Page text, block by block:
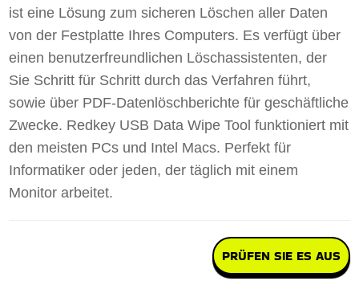
ist eine Lösung zum sicheren Löschen aller Daten
von der Festplatte Ihres Computers. Es verfügt über
einen benutzerfreundlichen Löschassistenten, der
Sie Schritt für Schritt durch das Verfahren führt,
sowie über PDF-Datenlöschberichte für geschäftliche
Zwecke. Redkey USB Data Wipe Tool funktioniert mit
den meisten PCs und Intel Macs. Perfekt für
Informatiker oder jeden, der täglich mit einem
Monitor arbeitet.
PRÜFEN SIE ES AUS